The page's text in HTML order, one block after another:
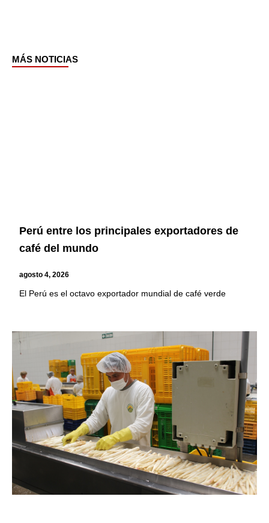
MÁS NOTICIAS
Perú entre los principales exportadores de
café del mundo
agosto 4, 2026
El Perú es el octavo exportador mundial de café verde